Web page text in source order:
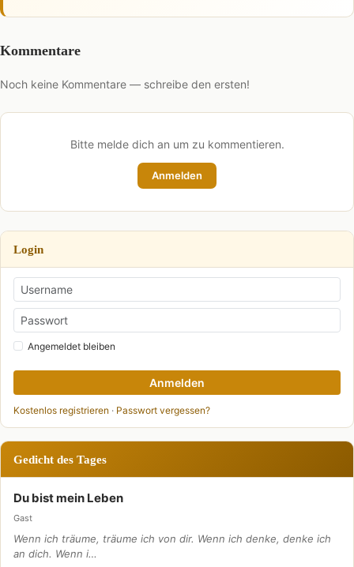
Kommentare
Noch keine Kommentare — schreibe den ersten!
Bitte melde dich an um zu kommentieren.
Anmelden
Login
Angemeldet bleiben
Anmelden
Kostenlos registrieren · Passwort vergessen?
Gedicht des Tages
Du bist mein Leben
Gast
Wenn ich träume, träume ich von dir. Wenn ich denke, denke ich
an dich. Wenn i…